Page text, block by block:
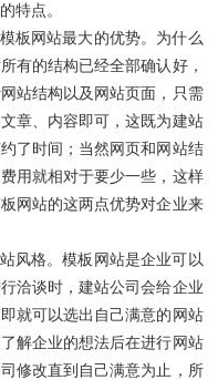
特点。
板网站最大的优势。为什么
有的结构已经全部确认好，
站结构以及网站页面，只需
章、内容即可，这既为建站
了时间；当然网页和网站结
用就相对于要少一些，这样
网站的这两点优势对企业来
风格。模板网站是企业可以
洽谈时，建站公司会给企业
就可以选出自己满意的网站
解企业的想法后在进行网站
修改直到自己满意为止，所